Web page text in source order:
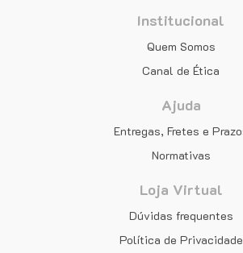
Institucional
Quem Somos
Canal de Ética
Ajuda
Entregas, Fretes e
Normativas
Loja Virtual
Dúvidas frequentes
Política de Privacidade